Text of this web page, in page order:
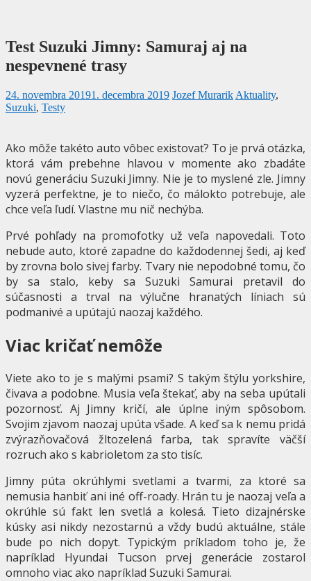
Test Suzuki Jimny: Samuraj aj na
nespevnené trasy
24. novembra 20191. decembra 2019 Jozef Murarik Aktuality,
Suzuki, Testy
Ako môže takéto auto vôbec existovať? To je prvá otázka,
ktorá vám prebehne hlavou v momente ako zbadáte
novú generáciu Suzuki Jimny. Nie je to myslené zle. Jimny
vyzerá perfektne, je to niečo, čo málokto potrebuje, ale
chce veľa ľudí. Vlastne mu nič nechýba.
Prvé pohľady na promofotky už veľa napovedali. Toto
nebude auto, ktoré zapadne do každodennej šedi, aj keď
by zrovna bolo sivej farby. Tvary nie nepodobné tomu, čo
by sa stalo, keby sa Suzuki Samurai pretavil do
súčasnosti a trval na výlučne hranatých líniach sú
podmanivé a upútajú naozaj každého.
Viac kričať nemôže
Viete ako to je s malými psami? S takým štýlu yorkshire,
čivava a podobne. Musia veľa štekať, aby na seba upútali
pozornosť. Aj Jimny kričí, ale úplne iným spôsobom.
Svojim zjavom naozaj upúta všade. A keď sa k nemu pridá
zvýrazňovačová žltozelená farba, tak spravíte väčší
rozruch ako s kabrioletom za sto tisíc.
Jimny púta okrúhlymi svetlami a tvarmi, za ktoré sa
nemusia hanbiť ani iné off-roady. Hrán tu je naozaj veľa a
okrúhle sú fakt len svetlá a kolesá. Tieto dizajnérske
kúsky asi nikdy nezostarnú a vždy budú aktuálne, stále
bude po nich dopyt. Typickým príkladom toho je, že
napríklad Hyundai Tucson prvej generácie zostarol
omnoho viac ako napríklad Suzuki Samurai.